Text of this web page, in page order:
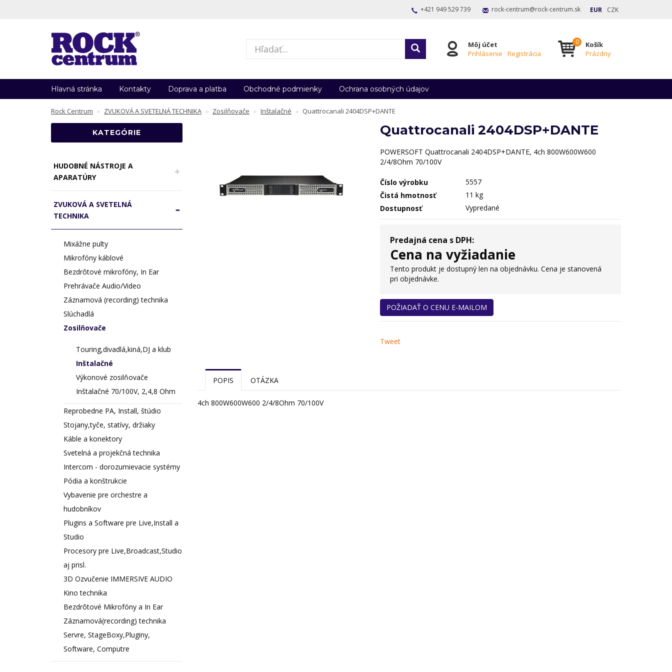
+421 949 529 739 rock-centrum@rock-centrum.sk EUR CZK
Môj účet
Prihlásenie | Registrácia
Košík
Prázdny
Hlavná stránka Kontakty Doprava a platba Obchodné podmienky Ochrana osobných údajov
Rock Centrum ZVUKOVÁ A SVETELNÁ TECHNIKA Zosilňovače Inštalačné Quattrocanali 2404DSP+DANTE
KATEGÓRIE
HUDOBNÉ NÁSTROJE A
APARATÚRY
ZVUKOVÁ A SVETELNÁ
TECHNIKA
Mixážne pulty
Mikrofóny káblové
Bezdrôtové mikrofóny, In Ear
Prehrávače Audio/Video
Záznamová (recording) technika
Slúchadlá
Zosilňovače
Touring,divadlá,kiná,DJ a klub
Inštalačné
Výkonové zosilňovače
Inštalačné 70/100V, 2,4,8 Ohm
Reprobedne PA, Install, štúdio
Stojany,tyče, statívy, držiaky
Káble a konektory
Svetelná a projekčná technika
Intercom - dorozumievacie systémy
Pódia a konštrukcie
Vybavenie pre orchestre a
hudobníkov
Plugins a Software pre Live,Install a
Studio
Procesory pre Live,Broadcast,Studio
aj prisl.
3D Ozvučenie IMMERSIVE AUDIO
Kino technika
Bezdrôtové Mikrofóny a In Ear
Záznamová(recording) technika
Servre, StageBoxy,Pluginy,
Software, Computre
Quattrocanali 2404DSP+DANTE
POWERSOFT Quattrocanali 2404DSP+DANTE, 4ch 800W600W600
2/4/8Ohm 70/100V
Číslo výrobku
5557
Čistá hmotnosť
11 kg
Dostupnosť
Vypredané
Predajná cena s DPH:
Cena na vyžiadanie
Tento produkt je dostupný len na objednávku. Cena je stanovená
pri objednávke.
POŽIADAŤ O CENU E-MAILOM
Tweet
POPIS OTÁZKA
4ch 800W600W600 2/4/8Ohm 70/100V